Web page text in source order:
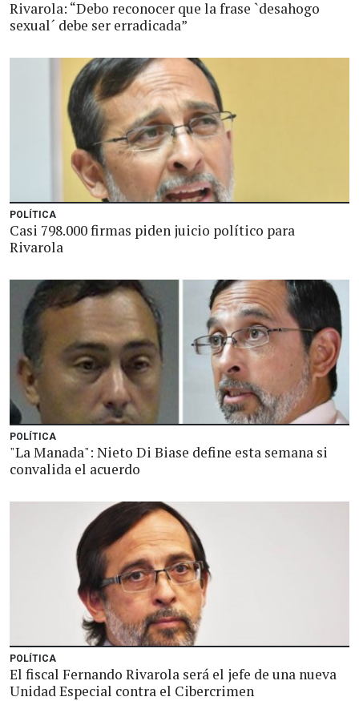
Rivarola: “Debo reconocer que la frase `desahogo
sexual´ debe ser erradicada”
POLÍTICA
Casi 798.000 firmas piden juicio político para
Rivarola
POLÍTICA
"La Manada": Nieto Di Biase define esta semana si
convalida el acuerdo
POLÍTICA
El fiscal Fernando Rivarola será el jefe de una nueva
Unidad Especial contra el Cibercrimen